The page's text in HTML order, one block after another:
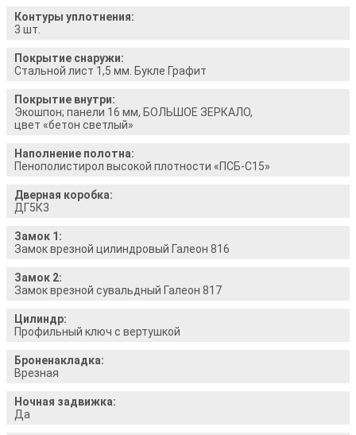
Контуры уплотнения:
3 шт.
Покрытие снаружи:
Стальной лист 1,5 мм. Букле Графит
Покрытие внутри:
Экошпон; панели 16 мм, БОЛЬШОЕ ЗЕРКАЛО,
цвет «бетон светлый»
Наполнение полотна:
Пенополистирол высокой плотности «ПСБ-С15»
Дверная коробка:
ДГ5К3
Замок 1:
Замок врезной цилиндровый Галеон 816
Замок 2:
Замок врезной сувальдный Галеон 817
Цилиндр:
Профильный ключ с вертушкой
Броненакладка:
Врезная
Ночная задвижка:
Да